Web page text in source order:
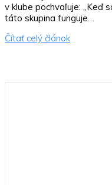
v klube pochvaľuje: „Keď
táto skupina funguje…
Čítať celý článok